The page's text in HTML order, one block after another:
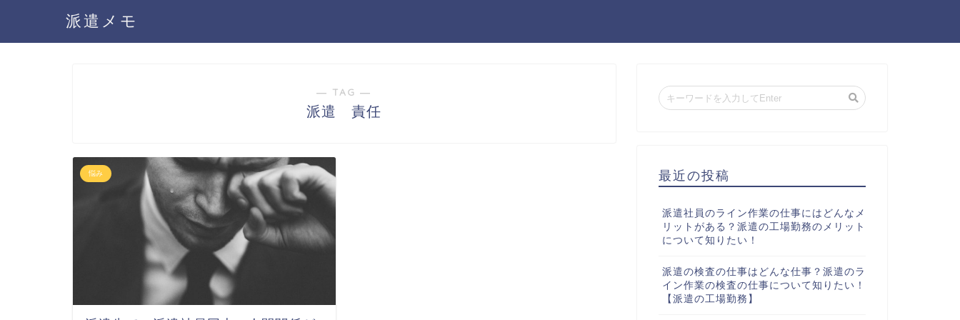
派遣メモ
― TAG ―
派遣 責任
悩み 最近の投稿
派遣社員のライン作業の仕事にはどんなメ
リットがある？派遣の工場勤務のメリット
について知りたい！
派遣の検査の仕事はどんな仕事？派遣のラ
イン作業の検査の仕事について知りたい！
【派遣の工場勤務】